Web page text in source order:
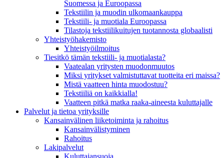
Suomessa ja Euroopassa
Tekstiilin ja muodin ulkomaankauppa
Tekstiili- ja muotiala Euroopassa
Tilastoja tekstiilikuitujen tuotannosta globaalisti
Yhteistyö­hakemisto
Yhteistyöilmoitus
Tiesitkö tämän tekstiili- ja muotialasta?
Vaatealan yritysten muodonmuutos
Miksi yritykset valmistuttavat tuotteita eri maissa?
Mistä vaatteen hinta muodostuu?
Tekstiiliä on kaikkialla!
Vaatteen pitkä matka raaka-aineesta kuluttajalle
Palvelut ja tietoa yrityksille
Kansainvälinen liiketoiminta ja rahoitus
Kansain­välistyminen
Rahoitus
Lakipalvelut
Kuluttajansuoja